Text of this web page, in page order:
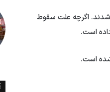
ایر در دسامبر 2024 در کره جنوبی سقوط کرد و 179 نفر کشته شدند. اگرچه علت سقوط
است.
است.